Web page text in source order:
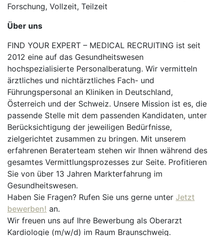
Forschung, Vollzeit, Teilzeit
Über uns
FIND YOUR EXPERT – MEDICAL RECRUITING ist seit
2012 eine auf das Gesundheitswesen
hochspezialisierte Personalberatung. Wir vermitteln
ärztliches und nichtärztliches Fach- und
Führungspersonal an Kliniken in Deutschland,
Österreich und der Schweiz. Unsere Mission ist es, die
passende Stelle mit dem passenden Kandidaten, unter
Berücksichtigung der jeweiligen Bedürfnisse,
zielgerichtet zusammen zu bringen. Mit unserem
erfahrenen Beraterteam stehen wir Ihnen während des
gesamtes Vermittlungsprozesses zur Seite. Profitieren
Sie von über 13 Jahren Markterfahrung im
Gesundheitswesen.
Haben Sie Fragen? Rufen Sie uns gerne unter Jetzt
bewerben! an.
Wir freuen uns auf Ihre Bewerbung als Oberarzt
Kardiologie (m/w/d) im Raum Braunschweig.